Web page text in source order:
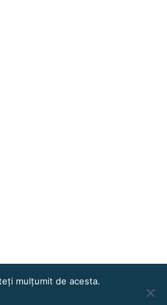
mulțumit de acesta.